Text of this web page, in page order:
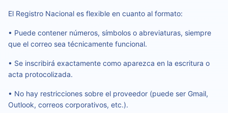
El Registro Nacional es flexible en cuanto al formato:
• Puede contener números, símbolos o abreviaturas, siempre
que el correo sea técnicamente funcional.
• Se inscribirá exactamente como aparezca en la escritura o
acta protocolizada.
• No hay restricciones sobre el proveedor (puede ser Gmail,
Outlook, correos corporativos, etc.).